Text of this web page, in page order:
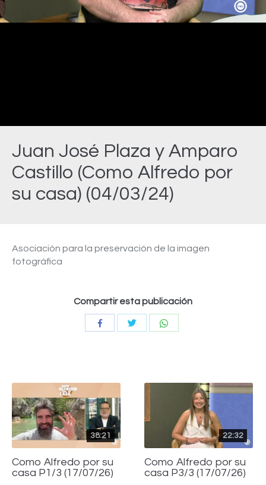
Juan José Plaza y Amparo
Castillo (Como Alfredo por
su casa) (04/03/24)
Video
Asociación para la preservación de la imagen
fotográfica
Compartir esta publicación
CompartirCompartir
38:21
Como Alfredo por su
casa P1/3 (17/07/26)
22:32
Como Alfredo por su
casa P3/3 (17/07/26)